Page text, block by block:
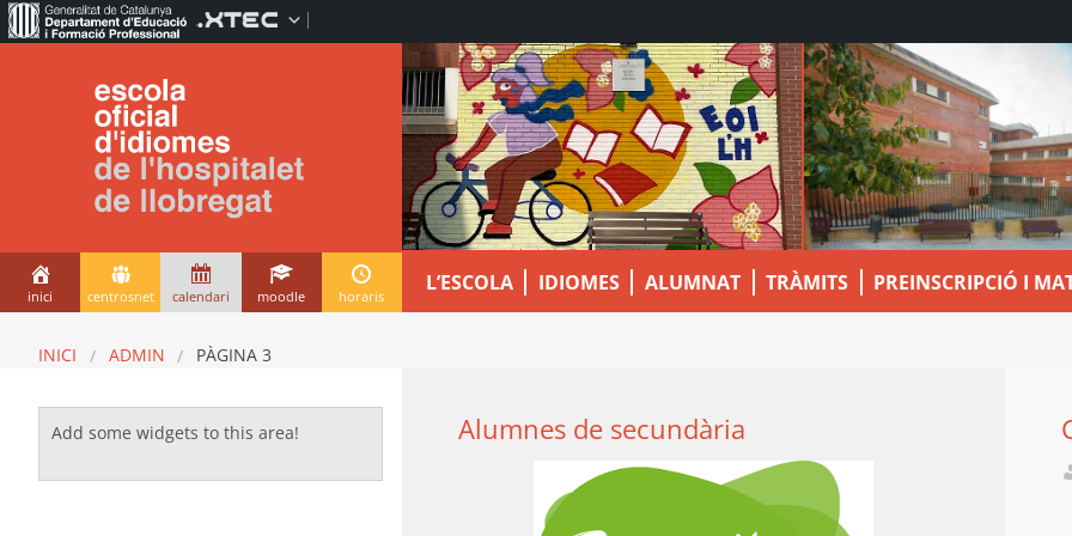
inici centrosnet calendari moodle horaris
L’ESCOLA IDIOMES ALUMNAT TRÀMITS PREINSCRIPCIÓ I
INICI ADMIN PÀGINA 3
Alumnes de secundària
Add some widgets to this area!